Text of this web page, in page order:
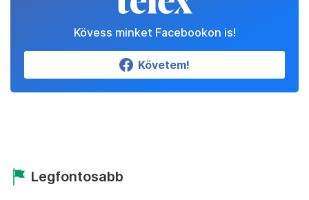
Kövess minket Facebookon is!
Követem!
Legfontosabb